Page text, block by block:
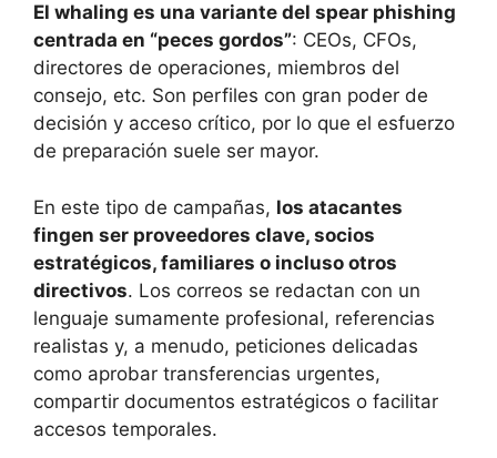
El whaling es una variante del spear phishing
centrada en “peces gordos”: CEOs, CFOs,
directores de operaciones, miembros del
consejo, etc. Son perfiles con gran poder de
decisión y acceso crítico, por lo que el esfuerzo
de preparación suele ser mayor.
En este tipo de campañas, los atacantes
fingen ser proveedores clave, socios
estratégicos, familiares o incluso otros
directivos. Los correos se redactan con un
lenguaje sumamente profesional, referencias
realistas y, a menudo, peticiones delicadas
como aprobar transferencias urgentes,
compartir documentos estratégicos o facilitar
accesos temporales.